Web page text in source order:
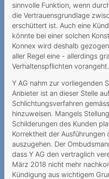
sinnvolle Funktion, wenn
die Vertrauensgrundlage
erschüttert ist. Auch eine
könnte bei einer solchen
Konnex wird deshalb
aller Regel eine - allerdings
Verhaltenspflichten vorangeht.
Y AG nahm zur vorliegenden
Anbieter ist an dieser Stelle
Schlichtungsverfahren
hinzuweisen. Mangels
Schilderungen des Kunden
Korrektheit der Ausführungen
auszugehen. Der
dass Y AG den vertraglich
März 2018 nicht mehr
Kündigung aus wichtigem
mit
Wo